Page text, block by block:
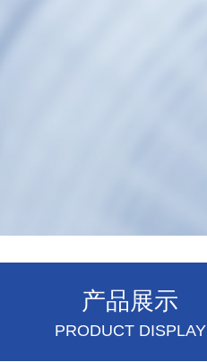
产品展示
PRODUCT DISPLAY